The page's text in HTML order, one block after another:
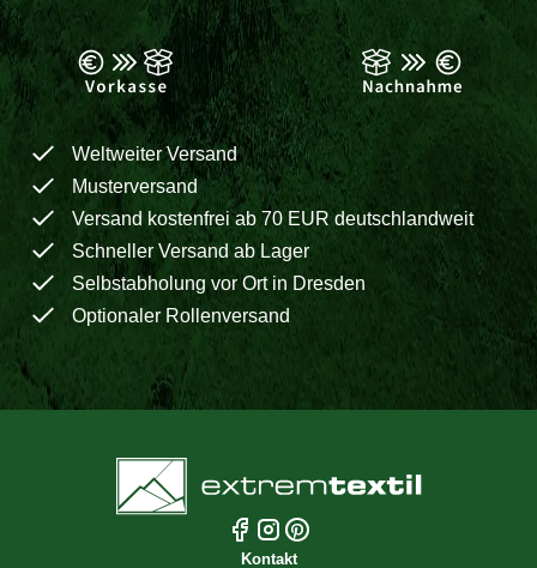
Weltweiter Versand
Musterversand
Versand kostenfrei ab 70 EUR deutschlandweit
Schneller Versand ab Lager
Selbstabholung vor Ort in Dresden
Optionaler Rollenversand
Kontakt